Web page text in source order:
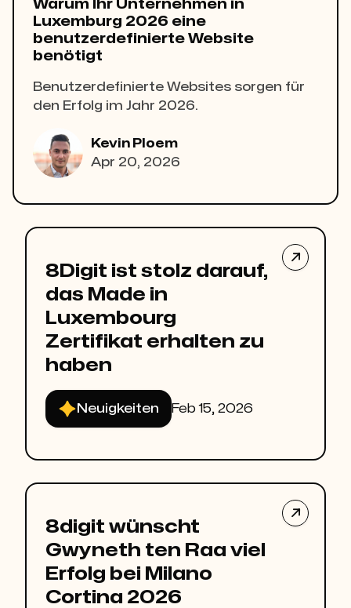
Warum Ihr Unternehmen in
Luxemburg 2026 eine
benutzerdefinierte Website
benötigt
Benutzerdefinierte Websites sorgen für
den Erfolg im Jahr 2026.
Kevin Ploem
Apr 20, 2026

8Digit ist stolz darauf,
das Made in
Luxembourg
Zertifikat erhalten zu
haben
Neuigkeiten Feb 15, 2026

8digit wünscht
Gwyneth ten Raa viel
Erfolg bei Milano
Cortina 2026